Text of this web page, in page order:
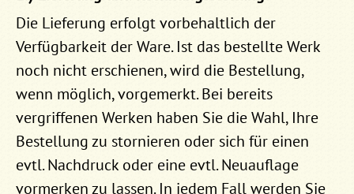
Die Lieferung erfolgt vorbehaltlich der
Verfügbarkeit der Ware. Ist das bestellte Werk
noch nicht erschienen, wird die Bestellung,
wenn möglich, vorgemerkt. Bei bereits
vergriffenen Werken haben Sie die Wahl, Ihre
Bestellung zu stornieren oder sich für einen
evtl. Nachdruck oder eine evtl. Neuauflage
vormerken zu lassen. In jedem Fall werden Sie